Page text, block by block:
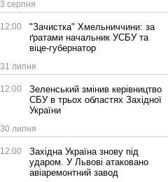
3 серпня
12:00
"Зачистка" Хмельниччини: за
ґратами начальник УСБУ та
віце-губернатор
31 липня
12:00
Зеленський змінив керівництво
СБУ в трьох областях Західної
України
30 липня
12:00
Західна Україна знову під
ударом. У Львові атаковано
авіаремонтний завод